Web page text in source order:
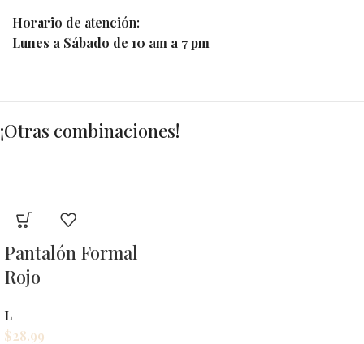
Horario de atención:
Lunes a Sábado de 10 am a 7 pm
¡Otras combinaciones!
Pantalón Formal
Rojo
L
$28.99